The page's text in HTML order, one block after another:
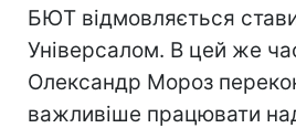
БЮТ відмовляється
Універсалом. В цей же
Олександр Мороз
важливіше працювати